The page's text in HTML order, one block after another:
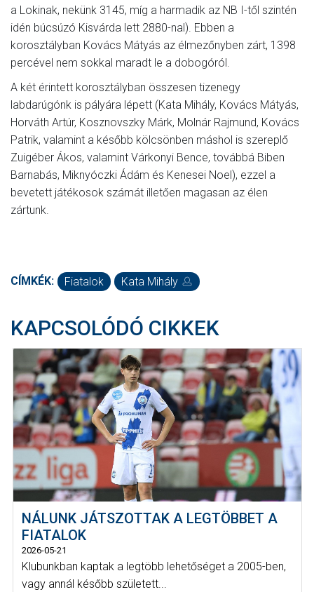
a Lokinak, nekünk 3145, míg a harmadik az NB I-től szintén
idén búcsúzó Kisvárda lett 2880-nal). Ebben a
korosztályban Kovács Mátyás az élmezőnyben zárt, 1398
percével nem sokkal maradt le a dobogóról.
A két érintett korosztályban összesen tizenegy
labdarúgónk is pályára lépett (Kata Mihály, Kovács Mátyás,
Horváth Artúr, Kosznovszky Márk, Molnár Rajmund, Kovács
Patrik, valamint a később kölcsönben máshol is szereplő
Zuigéber Ákos, valamint Várkonyi Bence, továbbá Biben
Barnabás, Miknyóczki Ádám és Kenesei Noel), ezzel a
bevetett játékosok számát illetően magasan az élen
zártunk.
CÍMKÉK: Fiatalok Kata Mihály
KAPCSOLÓDÓ CIKKEK
NÁLUNK JÁTSZOTTAK A LEGTÖBBET A
FIATALOK
2026-05-21
Klubunkban kaptak a legtöbb lehetőséget a 2005-ben,
vagy annál később született...